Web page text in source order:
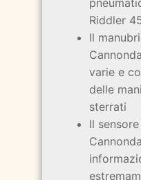
Riddler
Il
varie e
delle
sterrati
Il